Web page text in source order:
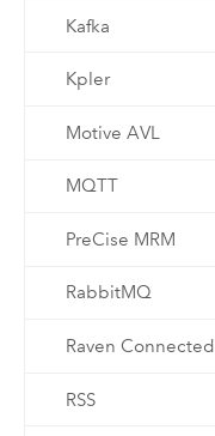
Kafka
Kpler
Motive AVL
MQTT
PreCise MRM
RabbitMQ
Raven Connected
RSS